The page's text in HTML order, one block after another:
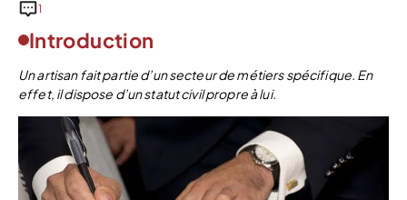
1
Introduction
Un artisan fait partie d’un secteur de métiers spécifique. En
effet, il dispose d’un statut civil propre à lui.